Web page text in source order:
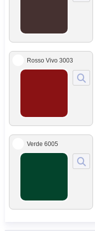
Rosso Vivo 3003
Verde 6005